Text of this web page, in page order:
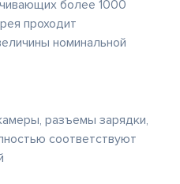
более 1000
проходит
номинальной
разъемы зарядки,
соответствуют